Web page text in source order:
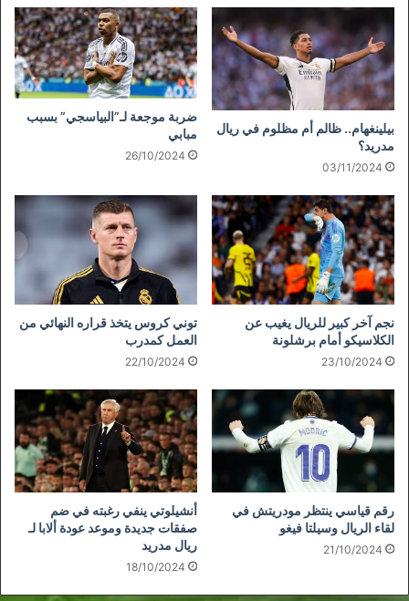
بيلينغهام.. ظالم أم مظلوم في ريال
مدريد؟
03/11/2024
ضربة موجعة لـ”البياسجي” بسبب
مبابي
26/10/2024
نجم آخر كبير للريال يغيب عن
الكلاسيكو أمام برشلونة
23/10/2024
توني كروس يتخذ قراره النهائي من
العمل كمدرب
22/10/2024
رقم قياسي ينتظر مودريتش في
لقاء الريال وسيلتا فيغو
21/10/2024
أنشيلوتي ينفي رغبته في ضم
صفقات جديدة وموعد عودة ألابا لـ
ريال مدريد
18/10/2024